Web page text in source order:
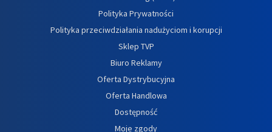
Polityka Prywatności
Polityka przeciwdziałania nadużyciom i korupcji
Sklep TVP
Biuro Reklamy
Oferta Dystrybucyjna
Oferta Handlowa
Dostępność
Moje zgody